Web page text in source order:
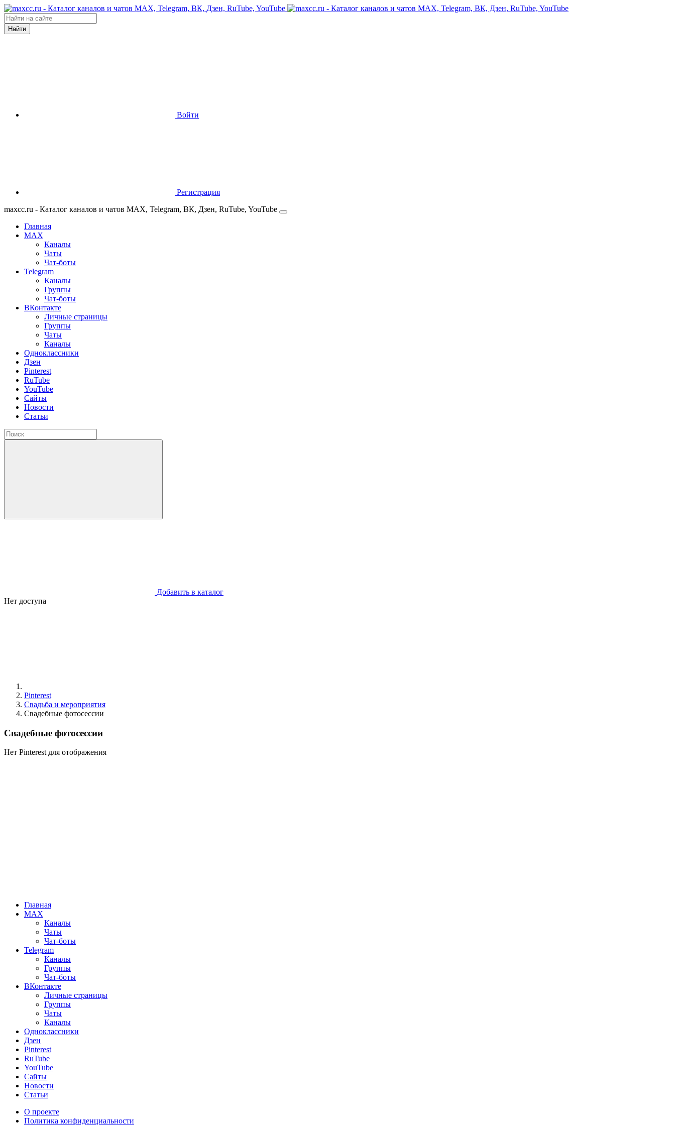
Найти
Войти
Регистрация
maxcc.ru - Каталог каналов и чатов MAX, Telegram, ВК, Дзен, RuTube, YouTube
Главная
MAX
Каналы
Чаты
Чат-боты
Telegram
Каналы
Группы
Чат-боты
ВКонтакте
Личные страницы
Группы
Чаты
Каналы
Одноклассники
Дзен
Pinterest
RuTube
YouTube
Сайты
Новости
Статьи
Добавить в каталог
Нет доступа
Pinterest
Свадьба и мероприятия
Свадебные фотосессии
Свадебные фотосессии
Нет Pinterest для отображения
Главная
MAX
Каналы
Чаты
Чат-боты
Telegram
Каналы
Группы
Чат-боты
ВКонтакте
Личные страницы
Группы
Чаты
Каналы
Одноклассники
Дзен
Pinterest
RuTube
YouTube
Сайты
Новости
Статьи
О проекте
Политика конфиденциальности